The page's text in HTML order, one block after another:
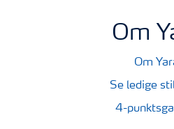
Om
Om
Se ledige
4-